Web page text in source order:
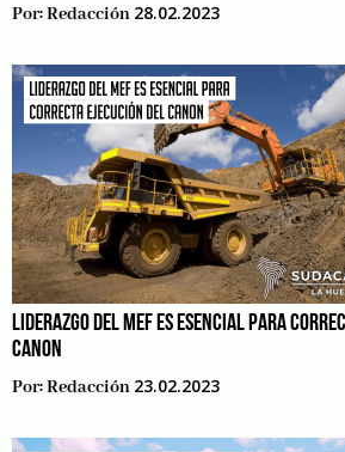
Por:Redacción 28.02.2023
LIDERAZGO DEL MEF ES ESENCIAL PARA
CANON
Por:Redacción 23.02.2023